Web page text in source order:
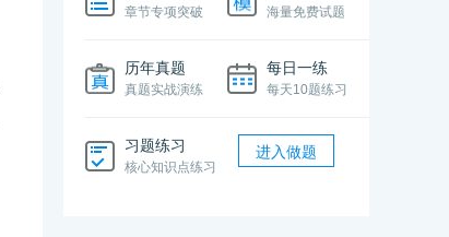
章节专项突破 海量免费试题
历年真题
真题实战演练
每日一练
每天10题练习
习题练习
核心知识点练习
进入做题